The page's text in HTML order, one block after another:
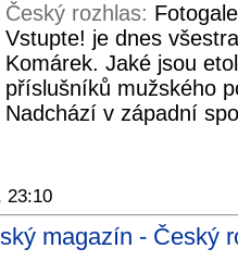
Český rozhlas:
Vstupte! je dnes
Komárek. Jaké jsou
příslušníků mužského
Nadchází v západní
23:10
magazín - Český